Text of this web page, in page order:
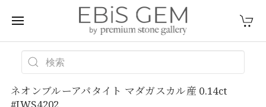
ネオンブルーアパタイト マダガスカル産 0.14ct